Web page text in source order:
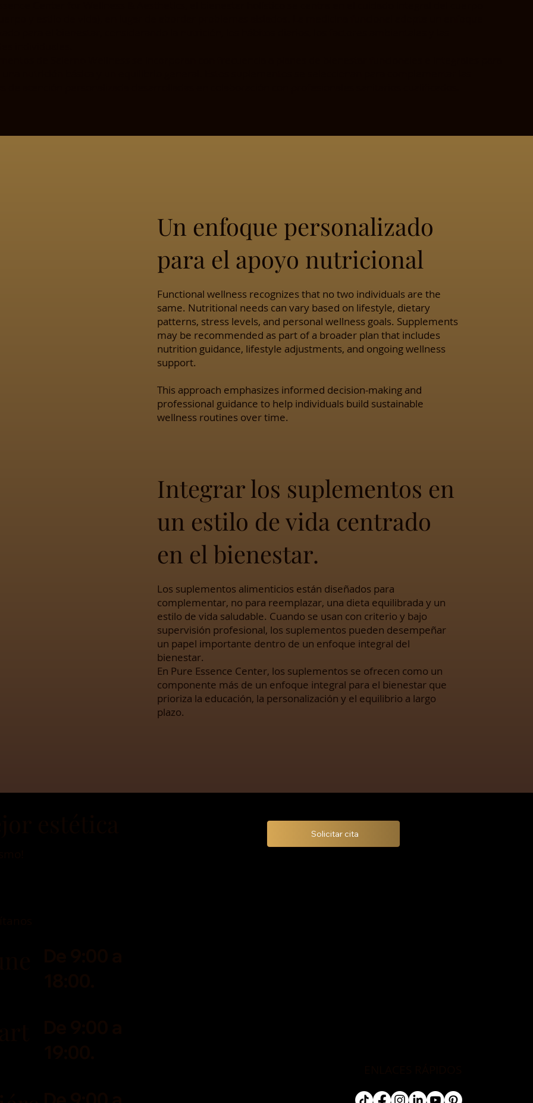
Un enfoque personalizado
para el apoyo nutricional
Functional wellness recognizes that no two individuals are the
same. Nutritional needs can vary based on lifestyle, dietary
patterns, stress levels, and personal wellness goals. Supplements
may be recommended as part of a broader plan that includes
nutrition guidance, lifestyle adjustments, and ongoing wellness
support.
This approach emphasizes informed decision-making and
professional guidance to help individuals build sustainable
wellness routines over time.
Integrar los suplementos en
un estilo de vida centrado
en el bienestar.
Los suplementos alimenticios están diseñados para
complementar, no para reemplazar, una dieta equilibrada y un
estilo de vida saludable. Cuando se usan con criterio y bajo
supervisión profesional, los suplementos pueden desempeñar
un papel importante dentro de un enfoque integral del
bienestar.
En Pure Essence Center, los suplementos se ofrecen como un
componente más de un enfoque integral para el bienestar que
prioriza la educación, la personalización y el equilibrio a largo
plazo.
Solicitar cita